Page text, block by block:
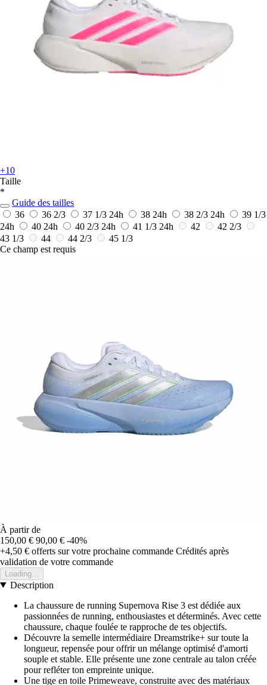
+10
Taille
*
Guide des tailles
36
36 2/3 37 1/3 24h 38 24h 38 2/3 24h
39 1/3
24h
40 24h 40 2/3 24h 41 1/3 24h 42
42 2/3
43 1/3
44 44 2/3
45 1/3
Ce champ est requis
À partir de
150,00 € 90,00 € -40%
+4,50 € offerts sur votre prochaine commande Crédités après
validation de votre commande
Loading...
Description
La chaussure de running Supernova Rise 3 est dédiée aux
passionnées de running, enthousiastes et déterminés. Avec cette
chaussure, chaque foulée te rapproche de tes objectifs.
Découvre la semelle intermédiaire Dreamstrike+ sur toute la
longueur, repensée pour offrir un mélange optimisé d'amorti
souple et stable. Elle présente une zone centrale au talon créée
pour refléter ton empreinte unique.
Une tige en toile Primeweave, construite avec des matériaux